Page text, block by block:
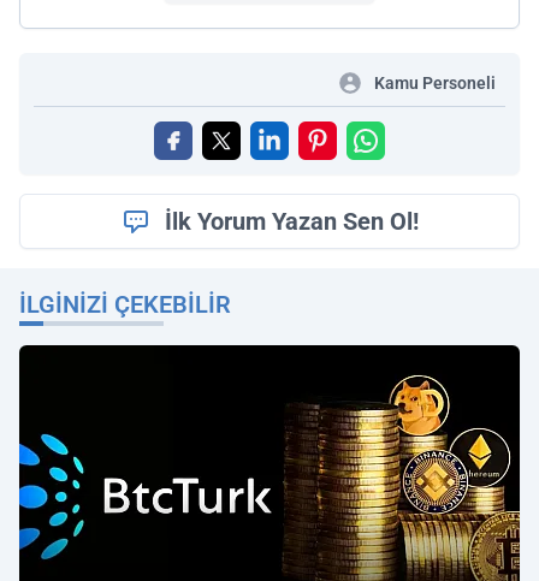
Kamu Personeli
İlk Yorum Yazan Sen Ol!
İLGINIZI ÇEKEBILIR